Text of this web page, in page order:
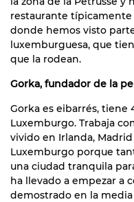
restaurante típicamente
donde hemos visto
luxemburguesa, que
que la rodean.
Gorka, fundador de la
Gorka es eibarrés, tiene
Luxemburgo. Trabaja
vivido en Irlanda,
Luxemburgo porque
una ciudad tranquila
ha llevado a empezar a
demostrado en la